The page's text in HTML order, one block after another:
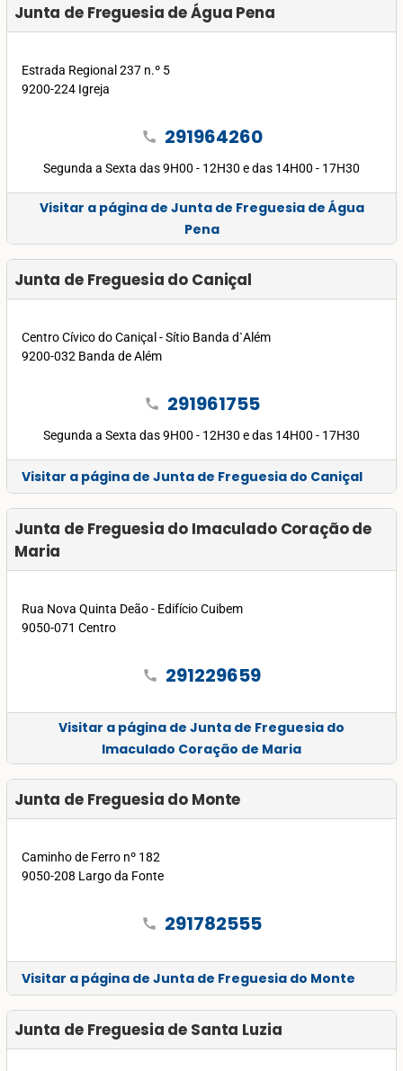
Junta de Freguesia de Água Pena
Estrada Regional 237 n.º 5
9200-224 Igreja
call 291964260
Segunda a Sexta das 9H00 - 12H30 e das 14H00 - 17H30
Visitar a página de Junta de Freguesia de Água
Pena
Junta de Freguesia do Caniçal
Centro Cívico do Caniçal - Sítio Banda d`Além
9200-032 Banda de Além
call 291961755
Segunda a Sexta das 9H00 - 12H30 e das 14H00 - 17H30
Visitar a página de Junta de Freguesia do Caniçal
Junta de Freguesia do Imaculado Coração de
Maria
Rua Nova Quinta Deão - Edifício Cuibem
9050-071 Centro
call 291229659
Visitar a página de Junta de Freguesia do
Imaculado Coração de Maria
Junta de Freguesia do Monte
Caminho de Ferro nº 182
9050-208 Largo da Fonte
call 291782555
Visitar a página de Junta de Freguesia do Monte
Junta de Freguesia de Santa Luzia